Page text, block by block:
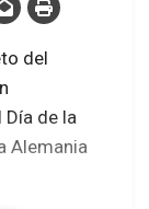
del
de la
Alemania